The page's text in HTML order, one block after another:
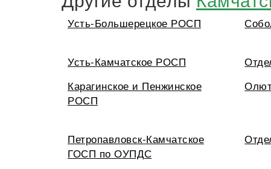
Усть-Большерецкое РОСП
Усть-Камчатское РОСП
Карагинское и Пенжинское
РОСП
Петропавловск-Камчатское
ГОСП по ОУПДС